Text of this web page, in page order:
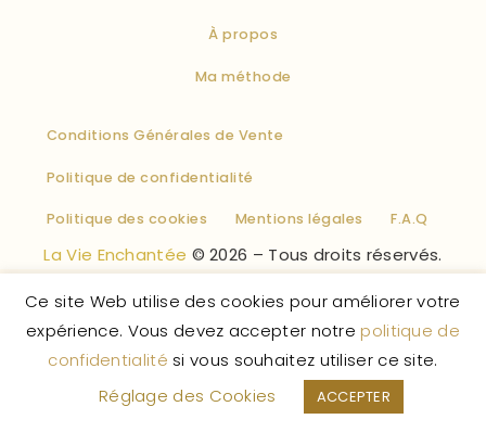
À propos
Ma méthode
Conditions Générales de Vente
Politique de confidentialité
Politique des cookies Mentions légales F.A.Q
La Vie Enchantée © 2026 – Tous droits réservés.
Ce site Web utilise des cookies pour améliorer votre
expérience. Vous devez accepter notre politique de
confidentialité si vous souhaitez utiliser ce site.
Réglage des Cookies
ACCEPTER